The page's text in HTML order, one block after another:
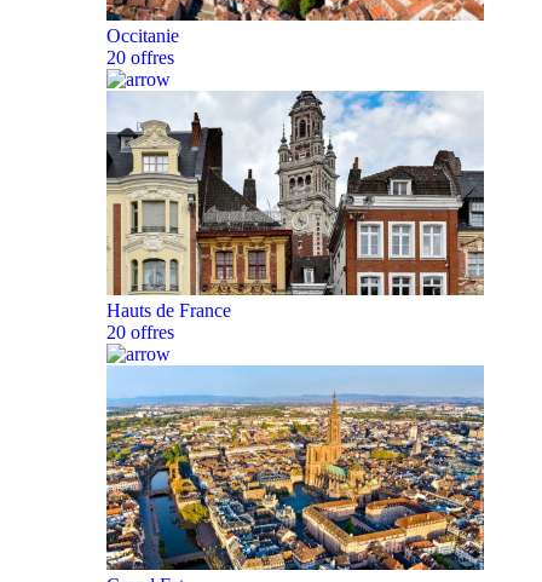
Occitanie
20 offres
Hauts de France
20 offres